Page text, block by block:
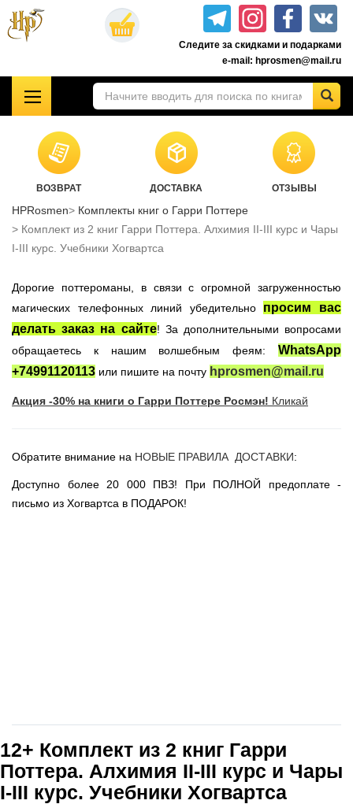
Перейти
Следите за скидками и подарками
e-mail: hprosmen@mail.ru
Комплекты книг о Гарри Поттере
Акционные товары к комплекту 7 книг Росмэн
Учебники Хогвартса
Настольные игры
Атрибутика Гарри Поттер
Новогодние игрушки
АКЦИИ САЙТА
Властелин Колец
Вселенная DC
Вселенная MARVEL
ВОЗВРАТ ДОСТАВКА ОТЗЫВЫ
HPRosmen
Комплекты книг о Гарри Поттере
Комплект из 2 книг Гарри Поттера. Алхимия II-III курс и Чары
I-III курс. Учебники Хогвартса
Дорогие поттероманы, в связи с огромной загруженностью
магических телефонных линий убедительно просим вас
делать заказ на сайте! За дополнительными вопросами
обращаетесь к нашим волшебным феям:
WhatsApp
+74991120113 или пишите на почту hprosmen@mail.ru
Акция -30% на книги о Гарри Поттере Росмэн! Кликай
Обратите внимание на НОВЫЕ ПРАВИЛА ДОСТАВКИ:
Доступно более 20 000 ПВЗ! При ПОЛНОЙ предоплате -
письмо из Хогвартса в ПОДАРОК!
12+ Комплект из 2 книг Гарри
Поттера. Алхимия II-III курс и Чары
I-III курс. Учебники Хогвартса